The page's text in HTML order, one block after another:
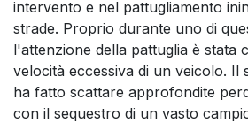
intervento e nel pattugliamento
strade. Proprio durante uno di
l'attenzione della pattuglia è stata
velocità eccessiva di un veicolo. Il
ha fatto scattare approfondite
con il sequestro di un vasto